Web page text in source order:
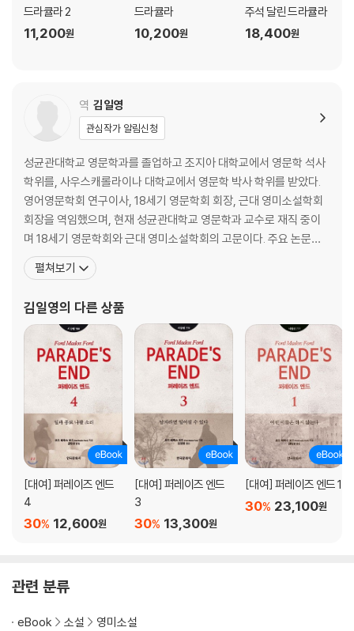
드라큘라 2
11,200원
드라큘라
10,200원
주석 달린 드라큘라
18,400원
역 김일영
관심작가 알림신청
성균관대학교 영문학과를 졸업하고 조지아 대학교에서 영문학 석사
학위를, 사우스캐롤라이나 대학교에서 영문학 박사 학위를 받았다.
영어영문학회 연구이사, 18세기 영문학회 회장, 근대 영미소설학회
회장을 역임했으며, 현재 성균관대학교 영문학과 교수로 재직 중이
며 18세기 영문학회와 근대 영미소설학회의 고문이다. 주요 논문으
로 「로렌스 스턴의 불확실성의 미학과 종교적 회의주의」, 「불확실성
과 중간자에 대한 공포: 전환기 시대의 고딕 드라큘라」가 있으며, 저
둥이 톰 존스 이야기』, 『주석 달린 드라큘라』 등을 우리말
펼쳐보기
김일영의 다른 상품
[대여] 퍼레이즈 엔드
4
12,600원
30%
[대여] 퍼레이즈 엔드
3
13,300원
30%
[대여] 퍼레이즈 엔드 1
23,100원
30%
관련 분류
eBook 소설 영미소설